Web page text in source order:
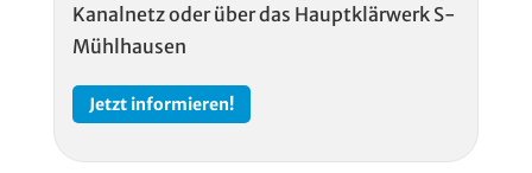
Kanalnetzoder über das HauptklärwerkS-
Mühlhausen
Jetzt informieren!